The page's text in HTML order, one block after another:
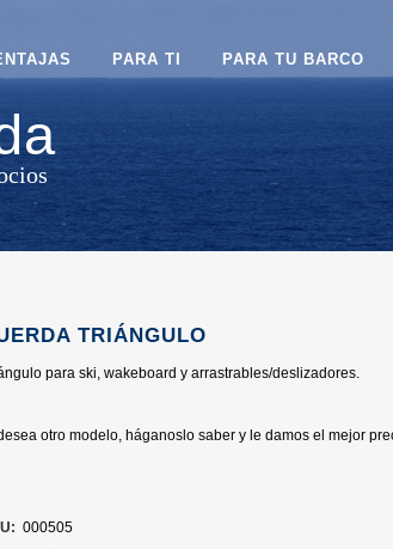
PARA TI PARA TU BARCO
TRIÁNGULO
para ski, wakeboard y arrastrables/deslizadores.
otro modelo, háganoslo saber y le damos el mejor
000505